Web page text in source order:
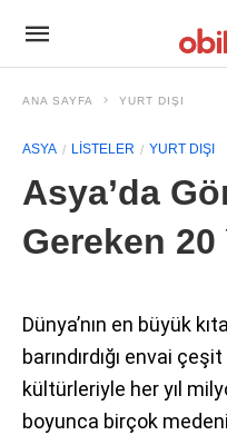
ANA SAYFA YURT DIŞI
ASYA LISTELER YURT DIŞI
Asya’da
Gereken 20
Dünya’nın en büyük
barındırdığı envai
kültürleriyle her yıl
boyunca birçok